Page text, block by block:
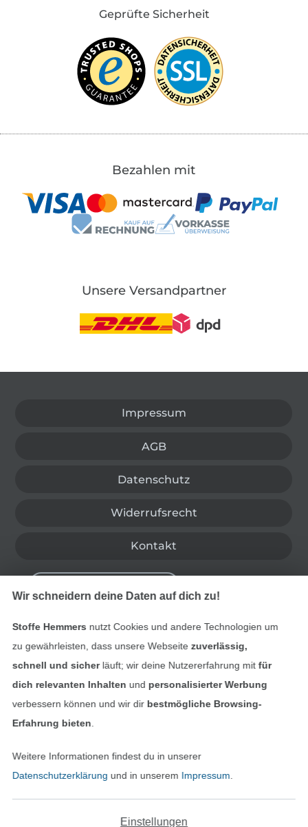
Geprüfte Sicherheit
Bezahlen mit
Unsere Versandpartner
Impressum
AGB
Datenschutz
Widerrufsrecht
Kontakt
Finde mehr Inspiration
Wir schneidern deine Daten auf dich zu!
Stoffe Hemmers nutzt Cookies und andere Technologien um
zu gewährleisten, dass unsere Webseite zuverlässig,
schnell und sicherläuft; wir deine Nutzererfahrung mitfür
dich relevanten Inhalten und personalisierter Werbung
verbessern können und wir dir bestmögliche Browsing-
Erfahrung bieten
Weitere Informationen findest du in unserer
Datenschutzerklärung und in unserem Impressum
Einstellungen